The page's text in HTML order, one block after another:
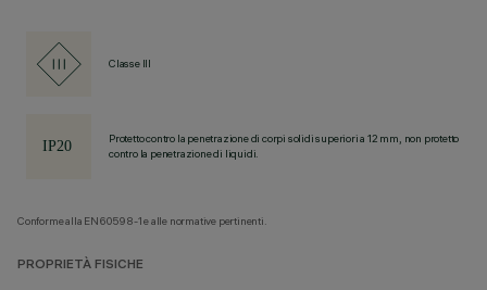
Classe III
Protetto contro la penetrazione di corpi solidi superiori a 12 mm, non protetto
contro la penetrazione di liquidi.
Conforme alla EN60598-1 e alle normative pertinenti.
PROPRIETÀ FISICHE